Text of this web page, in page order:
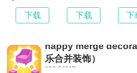
下载 下载 下
happy merge
乐合并装饰）
119.56MB